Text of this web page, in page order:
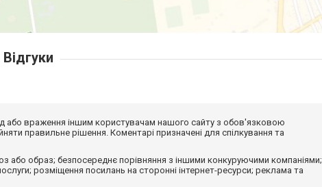
Відгуки
або враження іншим користувачам нашого сайту з обов'язковою
правильне рішення. Коментарі призначені для спілкування та
або образ; безпосереднє порівняння з іншими конкуруючими компаніями;
розміщення посилань на сторонні інтернет-ресурси; реклама та